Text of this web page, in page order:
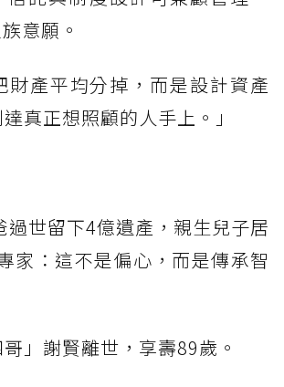
意願。
財產平均分掉，而是設計資產
真正想照顧的人手上。」
過世留下4億遺產，親生兒子居
家：這不是偏心，而是傳承智
」謝賢離世，享壽89歲。